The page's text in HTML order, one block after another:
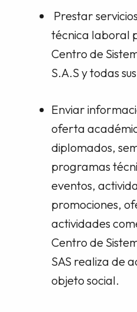
Prestar
técnica laboral
Centro de
S.A.S y todas
Enviar
oferta
diplomados,
programas
eventos,
promociones,
actividades
Centro de
SAS realiza de
objeto social.